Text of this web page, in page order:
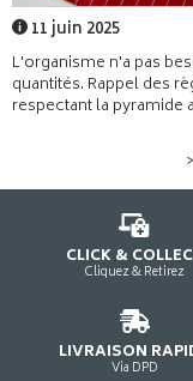
11 juin 2025
L'organisme n'a pas
quantités. Rappel des
respectant la pyramide
CLICK &
Cliquez & Retirez
LIVRAISON
Via DPD